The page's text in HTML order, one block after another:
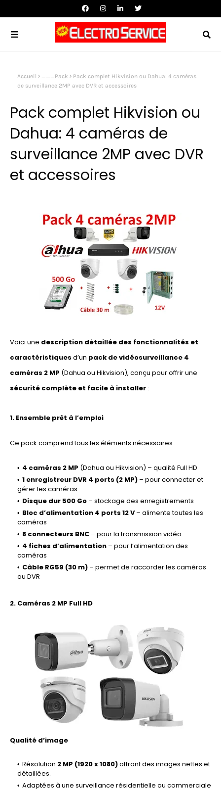
Accueil ___Pack
Pack complet Hikvision ou Dahua: 4 caméras
de surveillance 2MP avec DVR et accessoires
Pack complet Hikvision ou
Dahua: 4 caméras de
surveillance 2MP avec DVR
et accessoires
Voici une description détaillée des fonctionnalités et
caractéristiques d’un pack de vidéosurveillance 4
caméras 2 MP (Dahua ou Hikvision), conçu pour offrir une
sécurité complète et facile à installer :
1. Ensemble prêt à l’emploi
Ce pack comprend tous les éléments nécessaires :
4 caméras 2 MP (Dahua ou Hikvision) – qualité Full HD
1 enregistreur DVR 4 ports (2 MP) – pour connecter et
gérer les caméras
Disque dur 500 Go – stockage des enregistrements
Bloc d’alimentation 4 ports 12 V– alimente toutes les
caméras
8 connecteurs BNC – pour la transmission vidéo
4 fiches d’alimentation – pour l’alimentation des
caméras
Câble RG59 (30 m) – permet de raccorder les caméras
au DVR
2. Caméras 2 MP Full HD
Qualité d’image
Résolution 2 MP (1920 x 1080)offrant des images nettes et
détaillées.
Adaptées à une surveillance résidentielle ou commerciale